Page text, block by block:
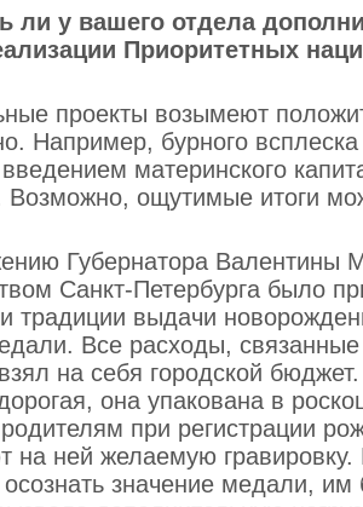
ли у вашего отдела
Приоритетных
проекты возымеют
Например, бурного
материнского
ощутимые итоги
Губернатора Валентины
Санкт-Петербурга было
традиции выдачи
Все расходы, связанные
на себя городской
она упакована в
при регистрации
на ней желаемую гравировку.
осознать значение медали, им